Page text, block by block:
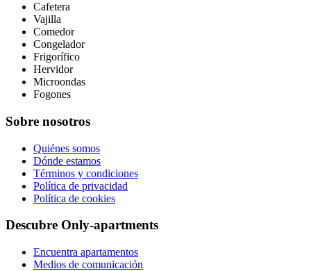
Cafetera
Vajilla
Comedor
Congelador
Frigorífico
Hervidor
Microondas
Fogones
Sobre nosotros
Quiénes somos
Dónde estamos
Términos y condiciones
Política de privacidad
Política de cookies
Descubre Only-apartments
Encuentra apartamentos
Medios de comunicación